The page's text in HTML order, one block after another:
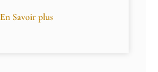
En Savoir plus